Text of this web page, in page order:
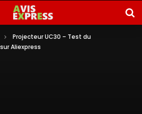
Projecteur UC30 – Test du
Aliexpress